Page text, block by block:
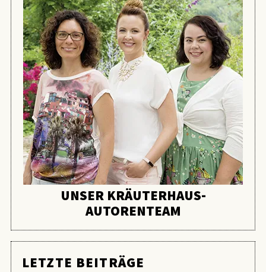
UNSER KRÄUTERHAUS-
AUTORENTEAM
LETZTE BEITRÄGE